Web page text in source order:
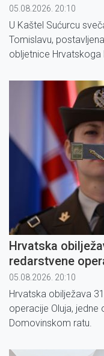
05.08.2026. 20:10
U Kaštel Sućurcu
Tomislavu,
obljetnice
povijesnu baštinu
Hrvatska
redarstvene
05.08.2026. 20:10
Hrvatska obilježava
operacije Oluja, jedne
Domovinskom ratu.